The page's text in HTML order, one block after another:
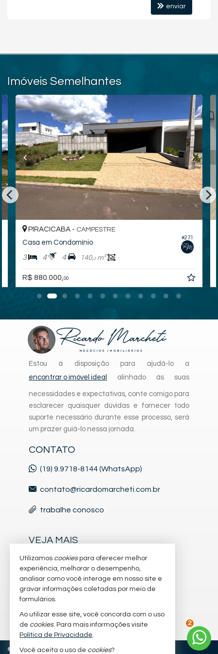
enviar
Imóveis Semelhantes
#271
PIRACICABA - CAMPESTRE
Casa em Condomínio
3 4 4 140,0m²
R$ 880.000,00
Estou à disposição para ajudá-lo a
encontrar o imóvel ideal
alinhado às suas
necessidades e expectativas, conte comigo para
esclarecer quaisquer dúvidas e fornecer todo
suporte necessário durante esse processo, será
um prazer guiá-lo nessa jornada.
CONTATO
(19) 9.9718-8144 (WhatsApp)
contato@ricardomarcheti.com.br
trabalhe conosco
VEJA MAIS
cadastre seu imóvel
imóveis favoritos
mapa de imóveis
© 2026 CRECI/SP 47.801-J Política de Privacidade
2
Utilizamos cookiespara oferecer melhor
experiência, melhorar o desempenho,
analisar como você interage em nosso site e
gravar informações coletadas por meio de
formulários.
Ao utilizar esse site, você concorda com o uso
de cookies. Para mais informações visite
Política de Privacidade.
Você aceita o uso de cookies?